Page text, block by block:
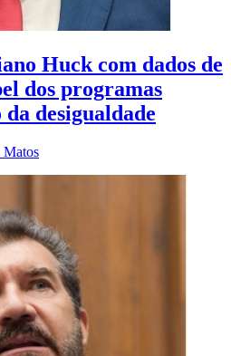
Huck com dados de
dos programas
desigualdade
Matos